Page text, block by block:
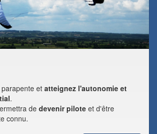
et atteignez l'autonomie et
.
de devenir pilote et d'être
connu.